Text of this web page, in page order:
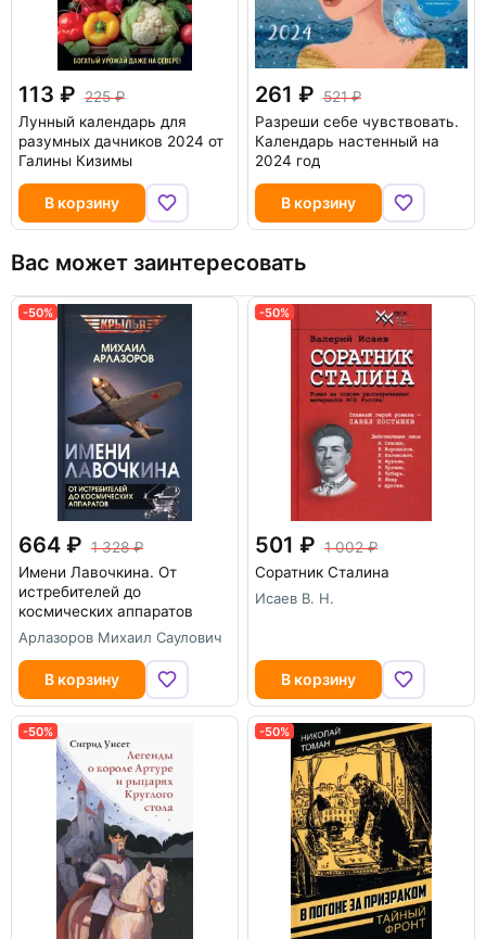
113
225
Лунный календарь для
разумных дачников 2024 от
Галины Кизимы
В корзину
261
521
Разреши себе чувствовать.
Календарь настенный на
2024 год
В корзину
Вас может заинтересовать
-50%
664
1 328
Имени Лавочкина. От
истребителей до
космических аппаратов
Арлазоров Михаил Саулович
В корзину
-50%
501
1 002
Соратник Сталина
Исаев В. Н.
В корзину
-50% -50%